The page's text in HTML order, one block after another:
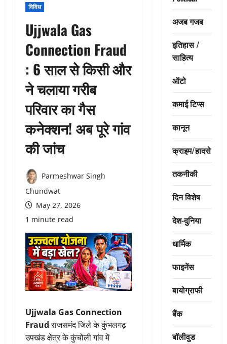
विविध
Ujjwala Gas
Connection Fraud
: 6 साल से किसी और
ने चलाया गरीब
परिवार का गैस
कनेक्शन! अब पूरे गांव
की जांच
Parmeshwar Singh
Chundwat
May 27, 2026
1 minute read
Ujjwala Gas Connection
Fraudराजसमंद जिले के कुंभलगढ़
उपखंड क्षेत्र के कुंचोली गांव में
अजब गजब
इतिहास /
साहित्य
ऑटो
कमाई टिप्स
कानून
क्राइम/हादसे
तकनीकी
दिन विशेष
देश-दुनिया
धार्मिक
फाइनेंस
बायोग्राफी
बैंक
बॉलीवुड